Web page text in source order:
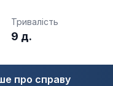
Тривалість
9 д.
про справу